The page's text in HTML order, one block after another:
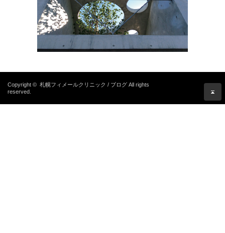
Copyright © 札幌フィメールクリニック / ブログ All rights
reserved.